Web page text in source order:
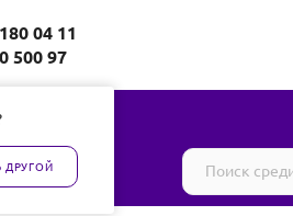
ДРУГОЙ
04 11
500 97